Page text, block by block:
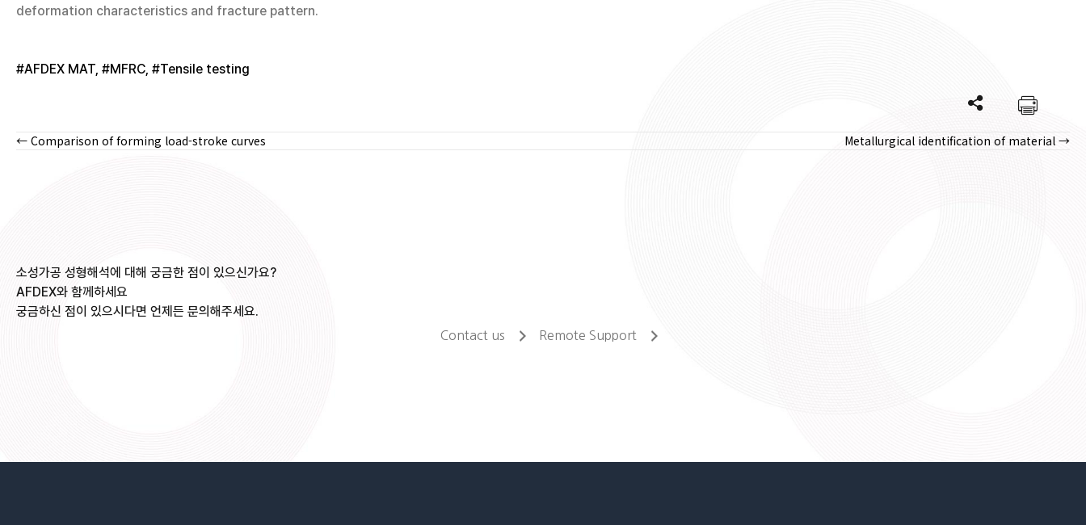
deformation characteristics and fracture pattern.
#AFDEX MAT, #MFRC, #Tensile testing
Posts
← Comparison of forming load-stroke curves Metallurgical identification of material →
소성가공 성형해석에 대해 궁금한 점이 있으신가요?
AFDEX와 함께하세요
궁금하신 점이 있으시다면 언제든 문의해주세요.
Contact us Remote Support